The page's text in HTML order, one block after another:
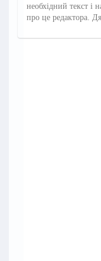
необхідний текст і
про це редактора.